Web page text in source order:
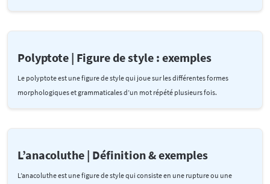
Polyptote | Figure de style : exemples
Le polyptote est une figure de style qui joue sur les différentes formes
morphologiques et grammaticales d’un mot répété plusieurs fois.
L’anacoluthe | Définition & exemples
L’anacoluthe est une figure de style qui consiste en une rupture ou une